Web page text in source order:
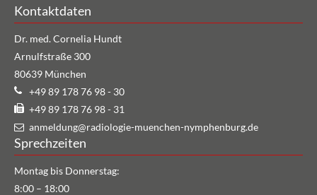
Kontaktdaten
Dr. med.Cornelia Hundt
Arnulfstraße 300
80639 München
+49 89 178 76 98 - 30
+49 89 178 76 98 - 31
anmeldung@radiologie-muenchen-nymphenburg.de
Sprechzeiten
Montag bis Donnerstag:
8:00 – 18:00